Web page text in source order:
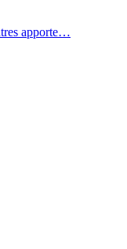
apporte…